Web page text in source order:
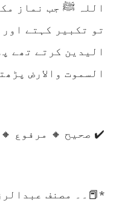
اللہ ﷺ جب نماز
تو تکبیر کہتے
الیدین کرتے تھے
السموت والارض
✔️ صحیح 🔸 مرفوع 🔸
*📕۔۔ مصنف عبدالرزاق